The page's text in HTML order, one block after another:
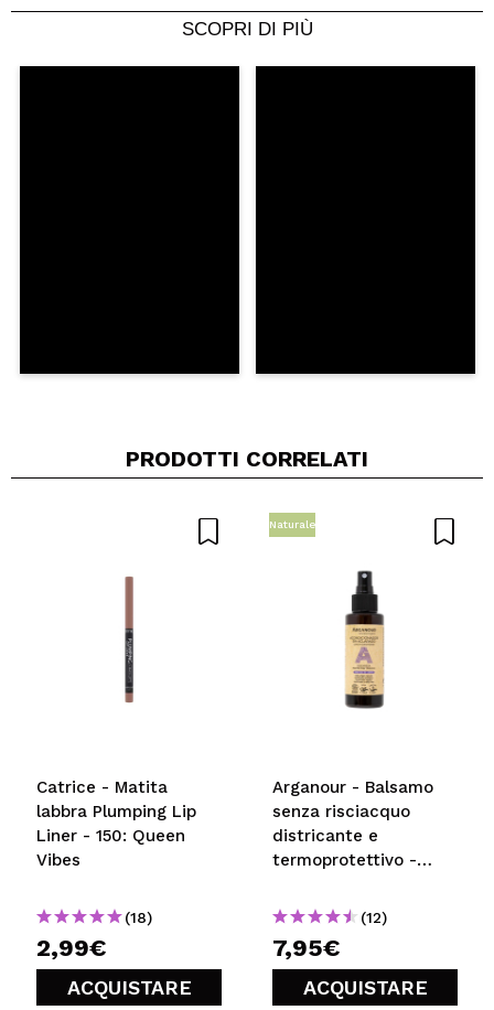
Condividi un video o una foto
Il tuo video potrebbe essere il primo. Immaginalo...
SCOPRI DI PIÙ
PRODOTTI CORRELATI
Catrice - Matita
labbra Plumping Lip
Liner - 150: Queen
Vibes
(18)
2,99€
ACQUISTARE
Naturale
Arganour - Balsamo
senza risciacquo
districante e
termoprotettivo -
(12)
7,95€
ACQUISTARE